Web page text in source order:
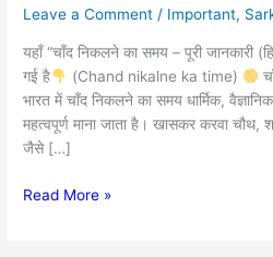
Leave a Comment / Important,
यहाँ “चाँद निकलने का समय – पूरी जानकारी
गई है
(Chand nikalne ka time)
भारत में चाँद निकलने का समय धार्मिक,
महत्वपूर्ण माना जाता है। खासकर करवा चौथ,
जैसे […]
ka
time)
Read More »